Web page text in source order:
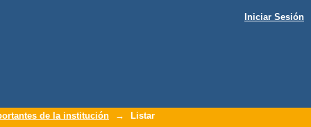
Iniciar Sesión
de la institución →
Listar